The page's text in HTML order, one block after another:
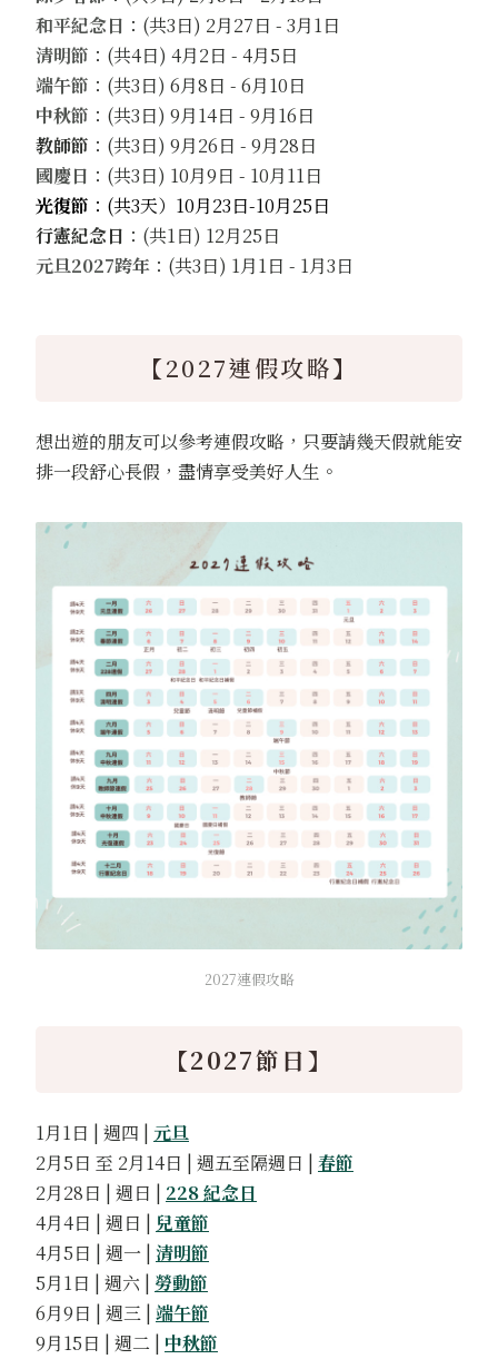
和平紀念日 ：(共3日) 2月27日 - 3月1日
清明節 ：(共4日) 4月2日 - 4月5日
端午節 ：(共3日) 6月8日 - 6月10日
中秋節 ：(共3日) 9月14日 - 9月16日
教師節 ：(共3日) 9月26日 - 9月28日
國慶日 ：(共3日) 10月9日 - 10月11日
光復節 ：(共3天）10月23日-10月25日
行憲紀念日 ：(共1日) 12月25日
元旦2027跨年 ：(共3日) 1月1日 - 1月3日
【2027連假攻略】
想出遊的朋友可以參考連假攻略，只要請幾天假就能安
排一段舒心長假，盡情享受美好人生。
2027連假攻略
【2027節日】
1月1日 | 週四 | 元旦
2月5日 至 2月14日 | 週五至隔週日 | 春節
2月28日 | 週日 | 228 紀念日
4月4日 | 週日 | 兒童節
4月5日 | 週一 | 清明節
5月1日 | 週六 | 勞動節
6月9日 | 週三 | 端午節
9月15日 | 週二 | 中秋節